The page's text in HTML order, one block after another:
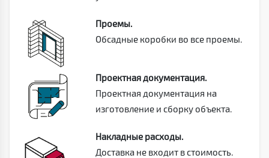
Проемы.
Обсадные коробки во все проемы.
Проектная документация.
Проектная документация на
изготовление и сборку объекта.
Накладные расходы.
Доставка не входит в стоимость.